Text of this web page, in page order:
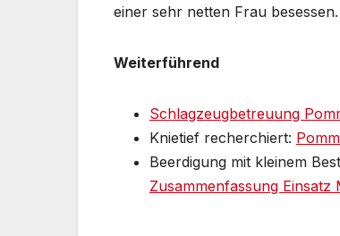
einer sehr netten Frau
Weiterführend
Schlagzeugbetreuung
Knietief recherchiert:
Beerdigung mit kleinem
Zusammenfassung